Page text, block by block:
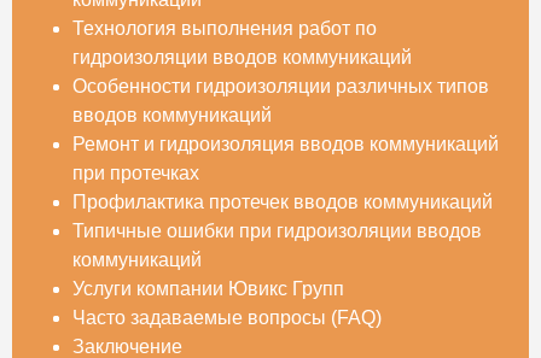
Технология выполнения работ по
гидроизоляции вводов коммуникаций
Особенности гидроизоляции различных типов
вводов коммуникаций
Ремонт и гидроизоляция вводов коммуникаций
при протечках
Профилактика протечек вводов коммуникаций
Типичные ошибки при гидроизоляции вводов
коммуникаций
Услуги компании Ювикс Групп
Часто задаваемые вопросы (FAQ)
Заключение